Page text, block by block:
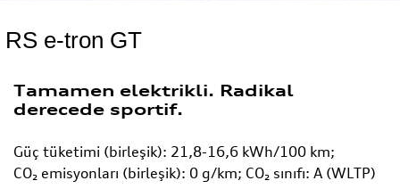
RS e-tron GT
Tamamen elektrikli. Radikal
derecede sportif.
Güç tüketimi (birleşik): 21,8-16,6 kWh/100 km;
CO₂ emisyonları (birleşik): 0 g/km; CO₂ sınıfı: A (WLTP)